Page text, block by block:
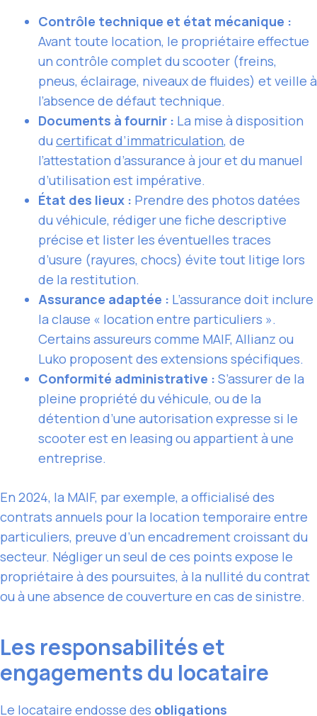
Contrôle technique et état mécanique :
Avant toute location, le propriétaire effectue
un contrôle complet du scooter (freins,
pneus, éclairage, niveaux de fluides) et veille à
l’absence de défaut technique.
Documents à fournir : La mise à disposition
du certificat d’immatriculation, de
l’attestation d’assurance à jour et du manuel
d’utilisation est impérative.
État des lieux : Prendre des photos datées
du véhicule, rédiger une fiche descriptive
précise et lister les éventuelles traces
d’usure (rayures, chocs) évite tout litige lors
de la restitution.
Assurance adaptée : L’assurance doit inclure
la clause « location entre particuliers ».
Certains assureurs comme MAIF, Allianz ou
Luko proposent des extensions spécifiques.
Conformité administrative : S’assurer de la
pleine propriété du véhicule, ou de la
détention d’une autorisation expresse si le
scooter est en leasing ou appartient à une
entreprise.
En 2024, la MAIF, par exemple, a officialisé des
contrats annuels pour la location temporaire entre
particuliers, preuve d’un encadrement croissant du
secteur. Négliger un seul de ces points expose le
propriétaire à des poursuites, à la nullité du contrat
ou à une absence de couverture en cas de sinistre.
Les responsabilités et
engagements du locataire
Le locataire endosse des obligations